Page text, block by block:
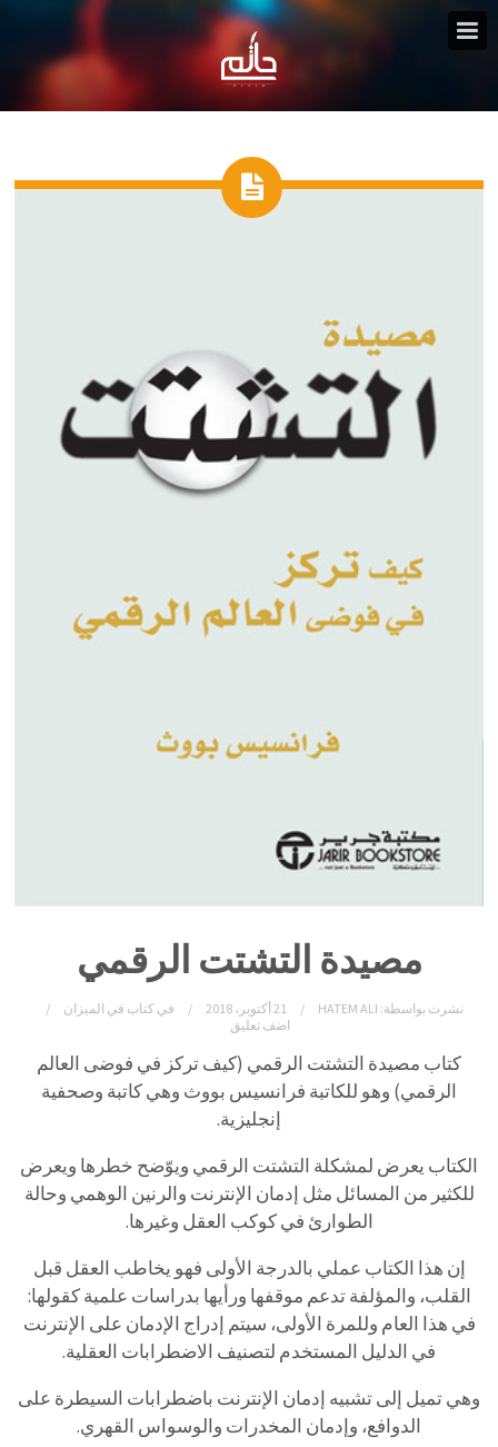
مصيدة التشتت الرقمي
نشرت بواسطة: HATEM ALI 21 أكتوبر، 2018 في كتاب في الميزان
اضف تعليق
كتاب مصيدة التشتت الرقمي (كيف تركز في فوضى العالم
الرقمي) وهو للكاتبة فرانسيس بووث وهي كاتبة وصحفية
إنجليزية.
الكتاب يعرض لمشكلة التشتت الرقمي ويوّضح خطرها ويعرض
للكثير من المسائل مثل إدمان الإنترنت والرنين الوهمي وحالة
الطوارئ في كوكب العقل وغيرها.
إن هذا الكتاب عملي بالدرجة الأولى فهو يخاطب العقل قبل
القلب، والمؤلفة تدعم موقفها ورأيها بدراسات علمية كقولها:
في هذا العام وللمرة الأولى، سيتم إدراج الإدمان على الإنترنت
في الدليل المستخدم لتصنيف الاضطرابات العقلية.
وهي تميل إلى تشبيه إدمان الإنترنت باضطرابات السيطرة على
الدوافع، وإدمان المخدرات والوسواس القهري.